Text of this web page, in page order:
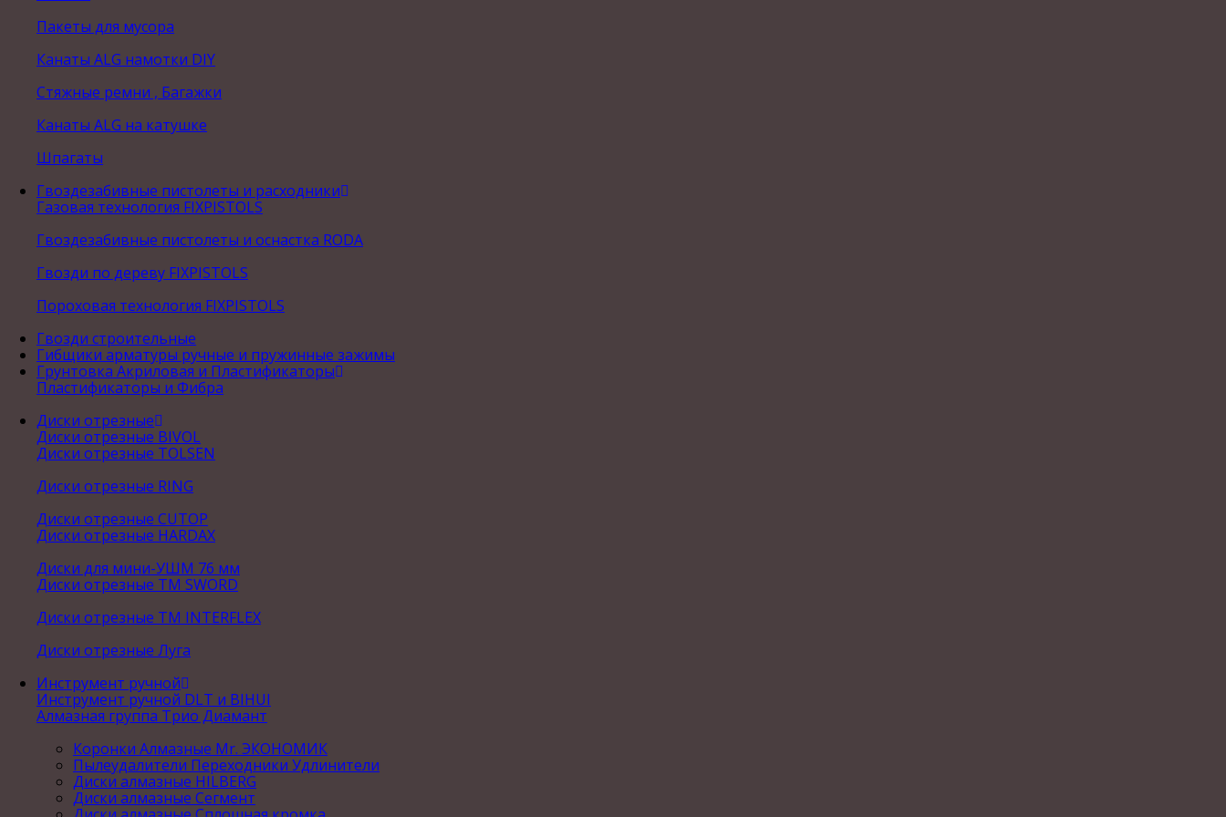
Пакеты для мусора
Канаты ALG намотки DIY
Стяжные ремни , Багажки
Канаты ALG на катушке
Шпагаты
Гвоздезабивные пистолеты и расходники
Газовая технология FIXPISTOLS
Гвоздезабивные пистолеты и оснастка RODA
Гвозди по дереву FIXPISTOLS
Пороховая технология FIXPISTOLS
Гвозди строительные
Гибщики арматуры ручные и пружинные зажимы
Грунтовка Акриловая и Пластификаторы
Пластификаторы и Фибра
Диски отрезные
Диски отрезные BIVOL
Диски отрезные TOLSEN
Диски отрезные RING
Диски отрезные CUTOP
Диски отрезные HARDAX
Диски для мини-УШМ 76 мм
Диски отрезные ТМ SWORD
Диски отрезные ТМ INTERFLEX
Диски отрезные Луга
Инструмент ручной
Инструмент ручной DLT и BIHUI
Алмазная группа Трио Диамант
Коронки Алмазные Mr. ЭКОНОМИК
Пылеудалители Переходники Удлинители
Диски алмазные HILBERG
Диски алмазные Сегмент